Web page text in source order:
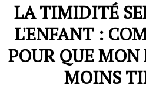
LA TIMIDITÉ
L'ENFANT :
POUR QUE
MOINS